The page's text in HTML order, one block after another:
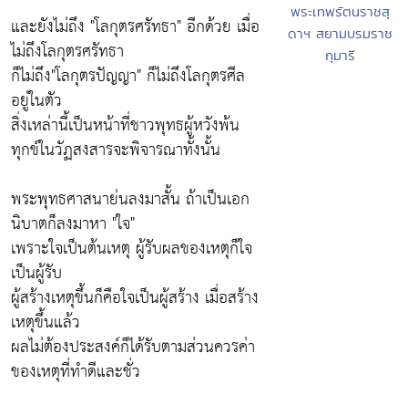
และยังไม่ถึง "โลกุตรศรัทธา" อีกด้วย เมื่อ
ไม่ถึงโลกุตรศรัทธา
ก็ไม่ถึง"โลกุตรปัญญา" ก็ไม่ถึงโลกุตรศีล
อยู่ในตัว
สิ่งเหล่านี้เป็นหน้าที่ชาวพุทธผู้หวังพ้น
ทุกข์ในวัฏสงสารจะพิจารณาทั้งนั้น
พระพุทธศาสนาย่นลงมาสั้น ถ้าเป็นเอก
นิบาตก็ลงมาหา "ใจ"
เพราะใจเป็นต้นเหตุ ผู้รับผลของเหตุก็ใจ
เป็นผู้รับ
ผู้สร้างเหตุขึ้นก็คือใจเป็นผู้สร้าง เมื่อสร้าง
เหตุขึ้นแล้ว
ผลไม่ต้องประสงค์ก็ได้รับตามส่วนควรค่า
ของเหตุที่ทำดีและชั่ว
พระเทพรัตนราชสุ
ดาฯ สยามบรมราช
กุมารี